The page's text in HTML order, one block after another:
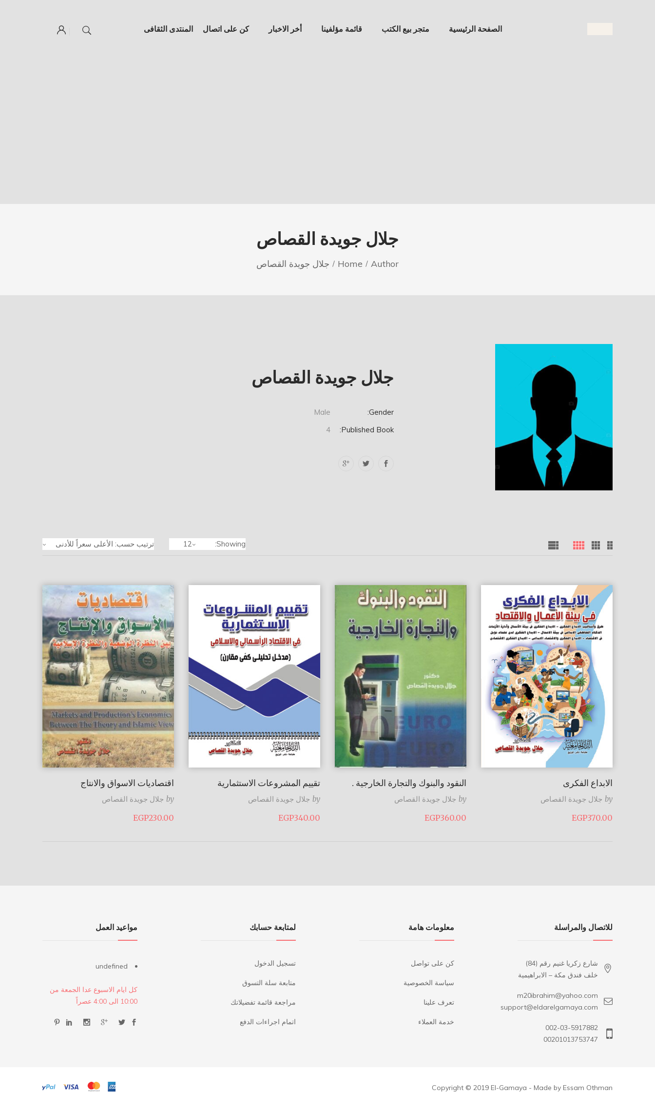
الصفحة الرئيسية متجر بيع الكتب قائمة مؤلفينا أخر الاخبار كن على اتصال المنتدى الثقافى
جلال جويدة القصاص
Home Author جلال جويدة القصاص
جلال جويدة القصاص
Gender:
Male
Published Book:
4
ترتيب حسب: الأعلى سعراً للأدنى Showing:
12
الابداع الفكرى
by جلال جويدة القصاص
EGP370.00
النقود والبنوك والتجارة الخارجية .
by جلال جويدة القصاص
EGP360.00
تقييم المشروعات الاستثمارية
by جلال جويدة القصاص
EGP340.00
اقتصاديات الاسواق والانتاج
by جلال جويدة القصاص
EGP230.00
للاتصال والمراسلة
شارع زكريا غنيم رقم (84)
خلف فندق مكة – الابراهيمية
m20ibrahim@yahoo.com
support@eldarelgamaya.com
002-03-5917882
00201013753747
معلومات هامة
كن على تواصل
سياسة الخصوصية
تعرف علينا
خدمة العملاء
لمتابعة حسابك
تسجيل الدخول
متابعة سلة التسوق
مراجعة قائمة تفضيلاتك
اتمام اجراءات الدفع
مواعيد العمل
undefined
كل ايام الاسبوع عدا الجمعة من
10:00 الى 4:00 عصراً
Copyright © 2019 El-Gamaya - Made by Essam Othman